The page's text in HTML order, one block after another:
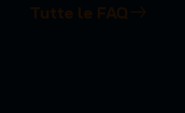
Tutte le FAQ